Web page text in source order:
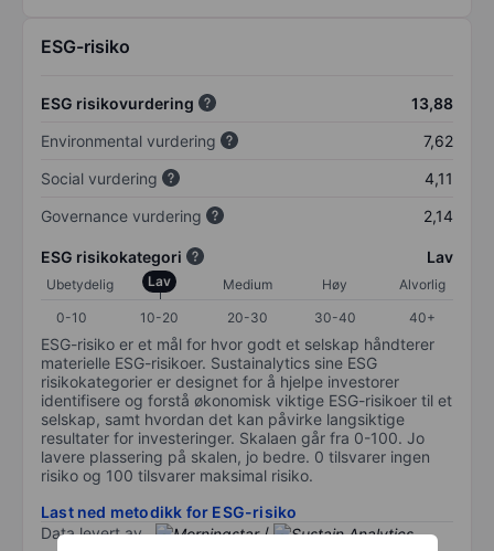
ESG-risiko
ESG risikovurdering
13,88
Environmental vurdering
7,62
Social vurdering
4,11
Governance vurdering
2,14
ESG risikokategori Lav
Ubetydelig Lav Medium Høy
Alvorlig
0-10
10-20 20-30 30-40 40+
ESG-risiko er et mål for hvor godt et selskap håndterer
materielle ESG-risikoer. Sustainalytics sine ESG
risikokategorier er designet for å hjelpe investorer
identifisere og forstå økonomisk viktige ESG-risikoer til et
selskap, samt hvordan det kan påvirke langsiktige
resultater for investeringer. Skalaen går fra 0-100. Jo
lavere plassering på skalen, jo bedre. 0 tilsvarer ingen
risiko og 100 tilsvarer maksimal risiko.
Last ned metodikk for ESG-risiko
Data levert av
/